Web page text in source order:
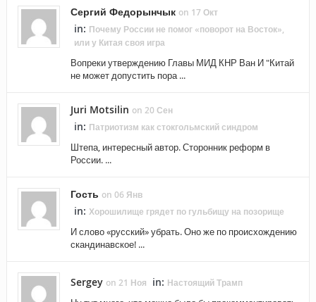
Сергий Федорынчык on 17 Окт
in: Почему России не помог «поворот на Восток»,
или у Китая своя игра
Вопреки утверждению Главы МИД КНР Ван И "Китай
не может допустить пора ...
Juri Motsilin on 20 Сен
in: Патриотизм как стокгольмский синдром
Штепа, интересный автор. Сторонник реформ в
России. ...
Гость on 06 Янв
in: Хорошилище грядет по гульбищу на позорище
И слово «русский» убрать. Оно же по происхождению
скандинавское! ...
Sergey on 21 Ноя in: Настоящий Трамп